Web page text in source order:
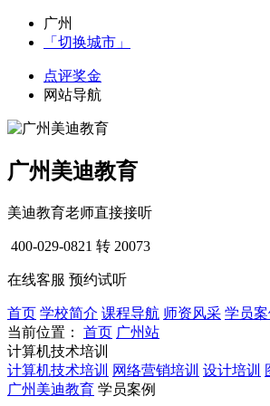
广州
「切换城市」
点评奖金
网站导航
广州美迪教育
美迪教育老师直接接听
400-029-0821 转 20073
在线客服 预约试听
首页 学校简介 课程导航 师资风采 学员案
当前位置：
首页 广州站
计算机技术培训
计算机技术培训
网络营销培训 设计培训
广州美迪教育 学员案例